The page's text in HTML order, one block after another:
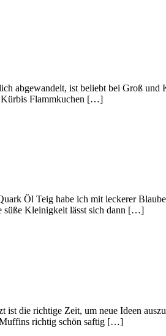
abgewandelt, ist beliebt bei Groß
Kürbis Flammkuchen […]
Öl Teig habe ich mit leckerer
süße Kleinigkeit lässt sich dann […]
die richtige Zeit, um neue Ideen
Muffins richtig schön saftig […]